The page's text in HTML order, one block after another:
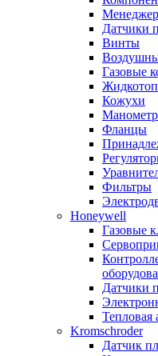
Датчики
Винты
Газовые
Кожухи
Фланцы
Фильтры
Honeywell
Газовые
Датчики
Тепловая
Kromschroder
Датчик